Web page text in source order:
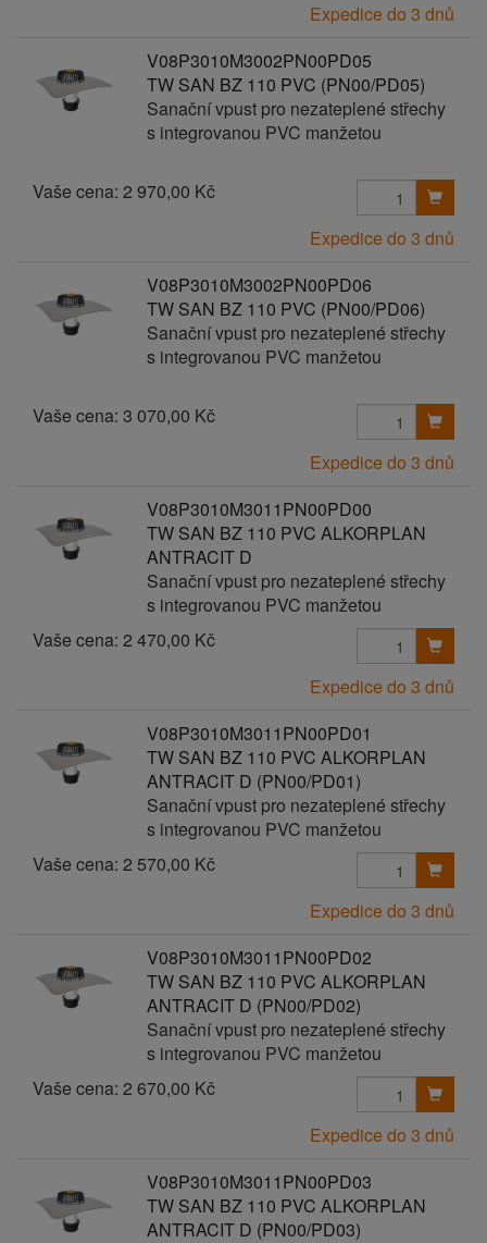
Expedice do 3 dnů
V08P3010M3002PN00PD05
TW SAN BZ 110 PVC (PN00/PD05)
Sanační vpust pro nezateplené střechy
s integrovanou PVC manžetou
Vaše cena: 2 970,00 Kč
Expedice do 3 dnů
V08P3010M3002PN00PD06
TW SAN BZ 110 PVC (PN00/PD06)
Sanační vpust pro nezateplené střechy
s integrovanou PVC manžetou
Vaše cena: 3 070,00 Kč
Expedice do 3 dnů
V08P3010M3011PN00PD00
TW SAN BZ 110 PVC ALKORPLAN
ANTRACIT D
Sanační vpust pro nezateplené střechy
s integrovanou PVC manžetou
Vaše cena: 2 470,00 Kč
Expedice do 3 dnů
V08P3010M3011PN00PD01
TW SAN BZ 110 PVC ALKORPLAN
ANTRACIT D (PN00/PD01)
Sanační vpust pro nezateplené střechy
s integrovanou PVC manžetou
Vaše cena: 2 570,00 Kč
Expedice do 3 dnů
V08P3010M3011PN00PD02
TW SAN BZ 110 PVC ALKORPLAN
ANTRACIT D (PN00/PD02)
Sanační vpust pro nezateplené střechy
s integrovanou PVC manžetou
Vaše cena: 2 670,00 Kč
Expedice do 3 dnů
V08P3010M3011PN00PD03
TW SAN BZ 110 PVC ALKORPLAN
ANTRACIT D (PN00/PD03)